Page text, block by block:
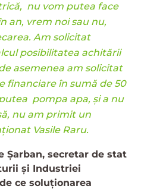
nu vom putea face
an, vrem noi sau nu,
Am solicitat
posibilitatea achitării
asemenea am solicitat
financiare în sumă de 50
pompa apa, și a nu
nu am primit un
Vasile Raru.
Șarban, secretar de stat
și Industriei
ce soluționarea